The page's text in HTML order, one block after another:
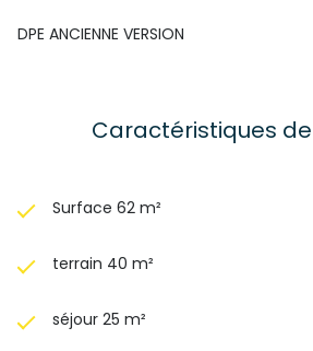
DPE ANCIENNE VERSION
Caractéristiques
Surface 62 m²
terrain 40 m²
séjour 25 m²